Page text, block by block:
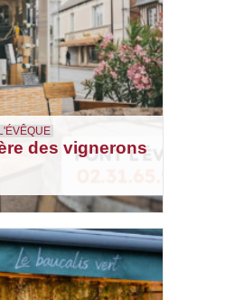
des vignerons
à vins